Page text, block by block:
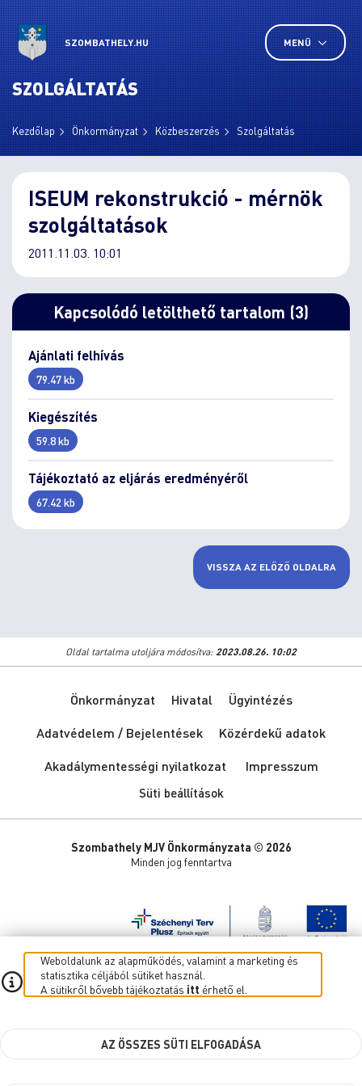
SZOMBATHELY.HU MENÜ
SZOLGÁLTATÁS
Kezdőlap Önkormányzat Közbeszerzés Szolgáltatás
ISEUM rekonstrukció - mérnök
szolgáltatások
2011.11.03. 10:01
Kapcsolódó letölthető tartalom (3)
Ajánlati felhívás
79.47 kb
Kiegészítés
59.8 kb
Tájékoztató az eljárás eredményéről
67.42 kb
VISSZA AZ ELŐZŐ OLDALRA
Oldal tartalma utoljára módosítva: 2023.08.26. 10:02
Önkormányzat Hivatal
Ügyintézés
Adatvédelem / Bejelentések
Közérdekű adatok
Akadálymentességi nyilatkozat
Impresszum
Süti beállítások
Szombathely MJV Önkormányzata © 2026
Minden jog fenntartva
Weboldalunk az alapműködés, valamint a marketing és
statisztika céljából sütiket használ.
A sütikről bővebb tájékoztatás itt érhető el.
AZ ÖSSZES SÜTI ELFOGADÁSA